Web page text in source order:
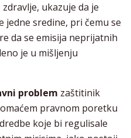
ukazuje da je
jedne sredine, pri čemu se
da se emisija neprijatnih
je u mišljenju
problem zaštitinik
pravnom poretku
koje bi regulisale